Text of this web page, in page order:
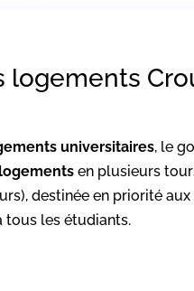
logements
universitaires, le
en plusieurs
destinée en priorité aux
tous les étudiants.